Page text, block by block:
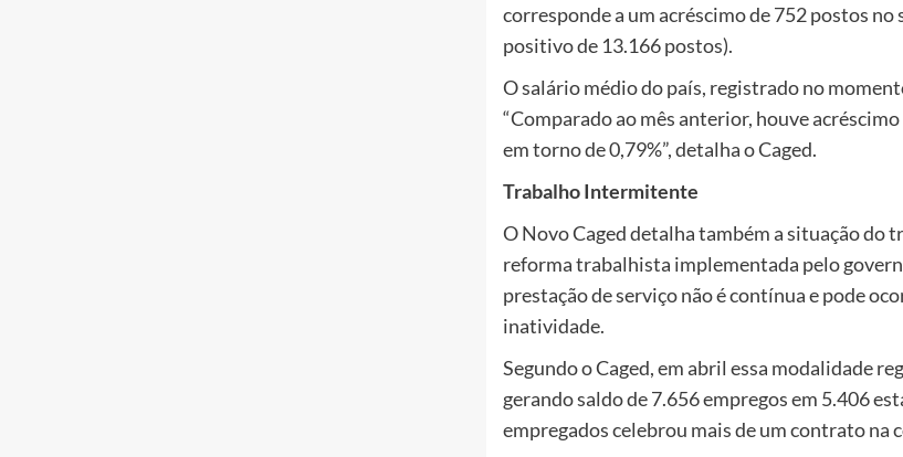
corresponde a um acréscimo de 752 postos no
positivo de 13.166 postos).
O salário médio do país, registrado no
“Comparado ao mês anterior, houve
em torno de 0,79%”, detalha o Caged.
Trabalho Intermitente
O Novo Caged detalha também a situação do
reforma trabalhista implementada pelo
prestação de serviço não é contínua e pode
inatividade.
Segundo o Caged, em abril essa modalidade
gerando saldo de 7.656 empregos em 5.406
empregados celebrou mais de um contrato